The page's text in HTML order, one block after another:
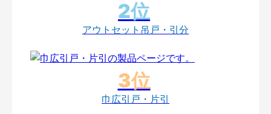
アウトセット吊戸・引分
巾広引戸・片引